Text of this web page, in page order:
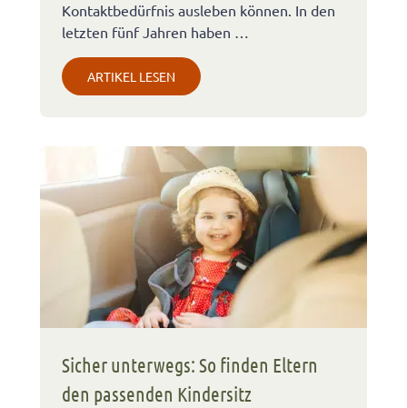
Kontaktbedürfnis ausleben können. In den
letzten fünf Jahren haben …
ARTIKEL LESEN
Sicher unterwegs: So finden Eltern
den passenden Kindersitz